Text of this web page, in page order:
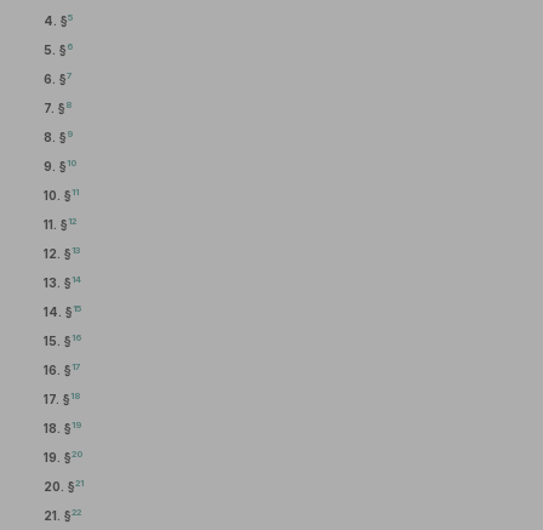
4. §5
5. § 6
6. §7
7. § 8
8. § 9
9. § 10
10. § 11
11. § 12
12. § 13
13. § 14
14. § 15
15. § 16
16. § 17
17. § 18
18. § 19
19. §20
20. §21
21. §22